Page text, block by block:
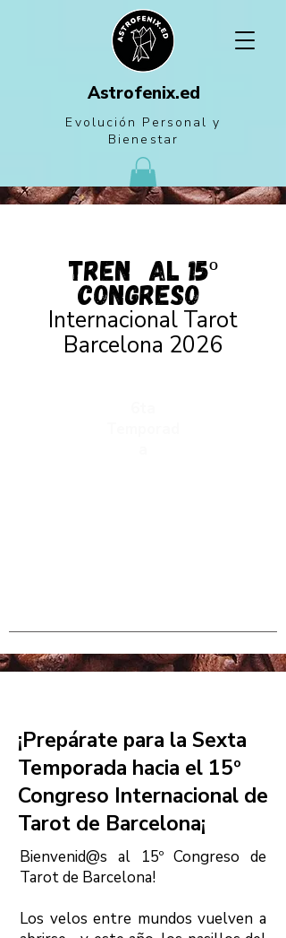
Astrofenix.ed
Evolución Personaly
Bienestar
Tren al 15º
Congreso
Internacional Tarot
Barcelona 2026
¡Prepárate para la Sexta
Temporada hacia el 15º
Congreso Internacional de
Tarot de Barcelona¡
Bienvenid@s al 15º Congreso de
Tarot de Barcelona!
Los velos entre mundos vuelven a